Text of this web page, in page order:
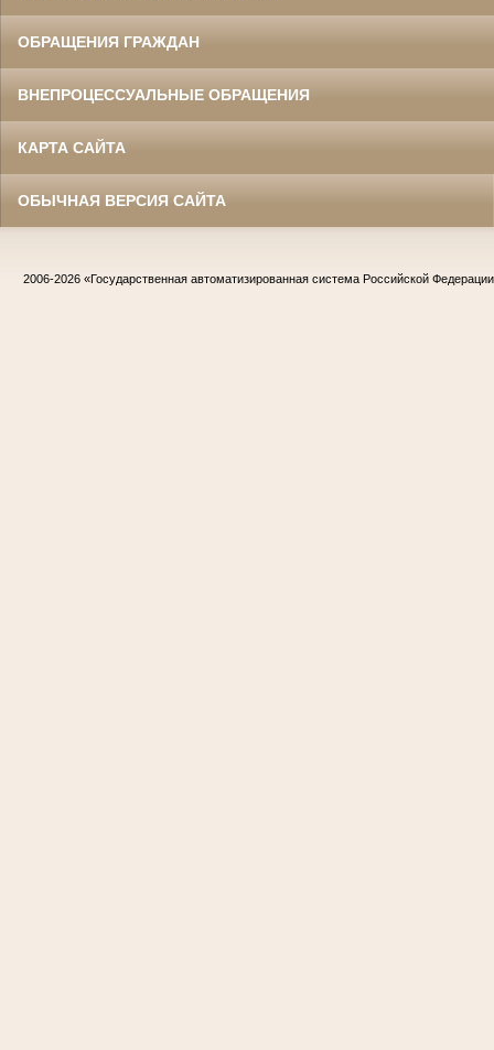
ОБРАЩЕНИЯ ГРАЖДАН
ВНЕПРОЦЕССУАЛЬНЫЕ ОБРАЩЕНИЯ
КАРТА САЙТА
ОБЫЧНАЯ ВЕРСИЯ САЙТА
2006-2026 «Государственная автоматизированная система Российской